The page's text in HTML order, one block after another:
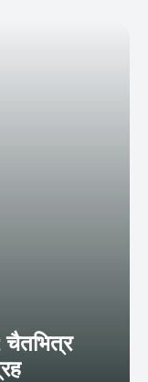
चैतभित्र